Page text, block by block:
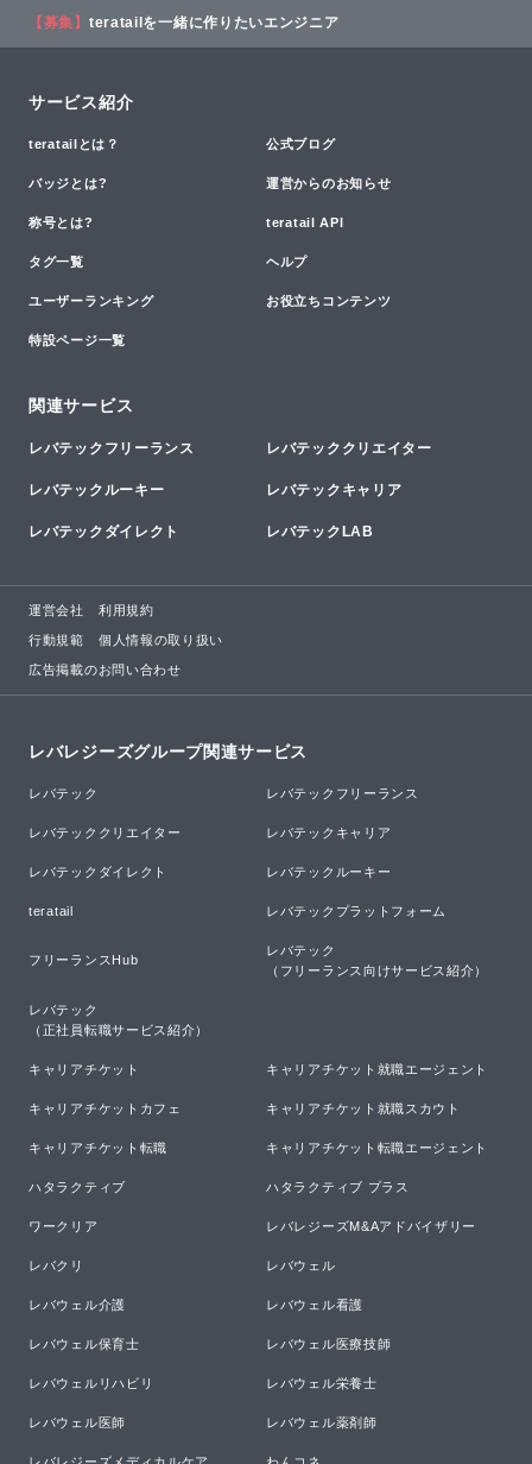
【募集】 teratailを一緒に作りたいエンジニア
サービス紹介
teratailとは？ 公式ブログ
バッジとは? 運営からのお知らせ
称号とは? teratail API
タグ一覧 ヘルプ
ユーザーランキング お役立ちコンテンツ
特設ページ一覧
関連サービス
レバテックフリーランス レバテッククリエイター
レバテックルーキー レバテックキャリア
レバテックダイレクト レバテックLAB
運営会社 利用規約
行動規範 個人情報の取り扱い
広告掲載のお問い合わせ
レバレジーズグループ関連サービス
レバテック レバテックフリーランス
レバテッククリエイター レバテックキャリア
レバテックダイレクト レバテックルーキー
teratail レバテックプラットフォーム
フリーランスHub
レバテック
（フリーランス向けサービス紹介）
レバテック
（正社員転職サービス紹介）
キャリアチケット キャリアチケット就職エージェント
キャリアチケットカフェ キャリアチケット就職スカウト
キャリアチケット転職 キャリアチケット転職エージェント
ハタラクティブ ハタラクティブ プラス
ワークリア レバレジーズM&Aアドバイザリー
レバクリ レバウェル
レバウェル介護 レバウェル看護
レバウェル保育士 レバウェル医療技師
レバウェルリハビリ レバウェル栄養士
レバウェル医師 レバウェル薬剤師